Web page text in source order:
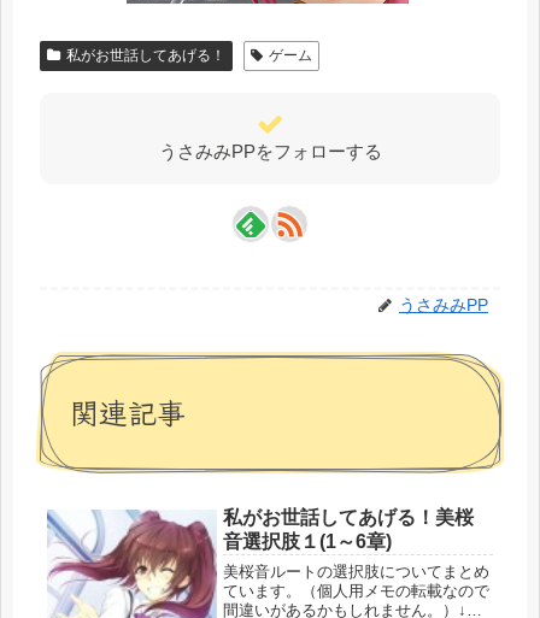
私がお世話してあげる！ ゲーム
うさみみPPをフォローする
うさみみPP
関連記事
私がお世話してあげる！美桜
音選択肢１(1～6章)
美桜音ルートの選択肢についてまとめ
ています。（個人用メモの転載なので
間違いがあるかもしれません。）↓正